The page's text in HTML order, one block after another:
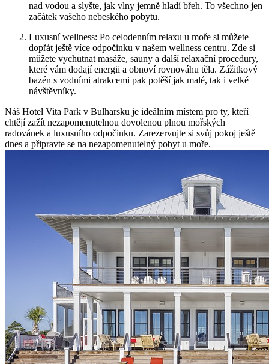
nad vodou a slyšte, jak vlny jemně hladí břeh. To všechno jen
začátek vašeho nebeského pobytu.
Luxusní wellness: Po celodenním relaxu u moře si můžete
dopřát ještě více odpočinku v našem wellness centru. Zde si
můžete vychutnat masáže, sauny a další relaxační procedury,
které vám dodají energii a obnoví rovnováhu těla. Zážitkový
bazén s vodními atrakcemi pak potěší jak malé, tak i velké
návštěvníky.
Náš Hotel Vita Park v Bulharsku je ideálním místem pro ty, kteří
chtějí zažít nezapomenutelnou dovolenou plnou mořských
radovánek a luxusního odpočinku. Zarezervujte si svůj pokoj ještě
dnes a připravte se na nezapomenutelný pobyt u moře.